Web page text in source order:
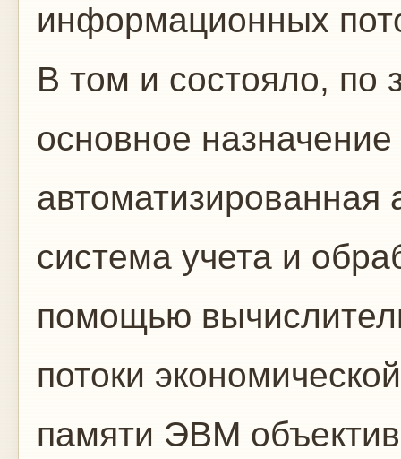
информационных
В том и состояло, по
основное
автоматизированная
система учета и
помощью
потоки
памяти ЭВМ